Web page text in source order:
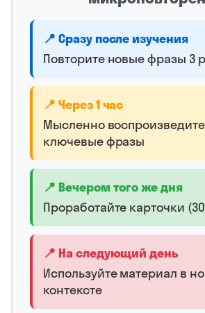
📍 Сразу после изучения
Повторите новые фразы 3
📍 Через 1 час
Мысленно
ключевые фразы
📍 Вечером того же дня
Проработайте карточки
📍 На следующий день
Используйте материал в
контексте